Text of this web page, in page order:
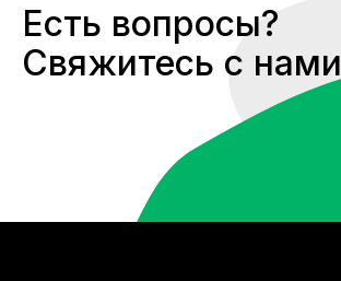
Есть вопросы?
Свяжитесь с нами